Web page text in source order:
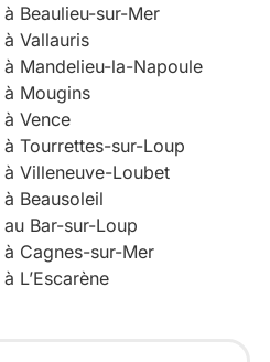
Beaulieu-sur-Mer
Vallauris
Mandelieu-la-Napoule
Mougins
Vence
Tourrettes-sur-Loup
Villeneuve-Loubet
Beausoleil
Bar-sur-Loup
Cagnes-sur-Mer
L’Escarène